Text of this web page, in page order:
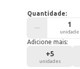
Quantidade:
unidade
Adicione mais:
+5
unidades